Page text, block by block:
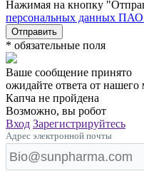
Нажимая на кнопку
персональных данных ПАО
Отправить
* обязательные поля
Ваше сообщение принято
ожидайте ответа от нашего
Капча не пройдена
Возможно, вы робот
Вход Зарегистрируйтесь
Адрес электронной почты